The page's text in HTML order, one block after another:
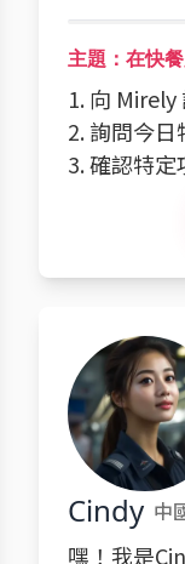
主題：在快
1. 向
2. 詢問今日
3. 確認特
Cindy 中
嘿！我是